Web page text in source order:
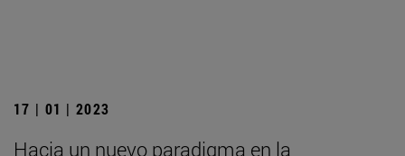
17 | 01 | 2023
Hacia un nuevo paradigma en la